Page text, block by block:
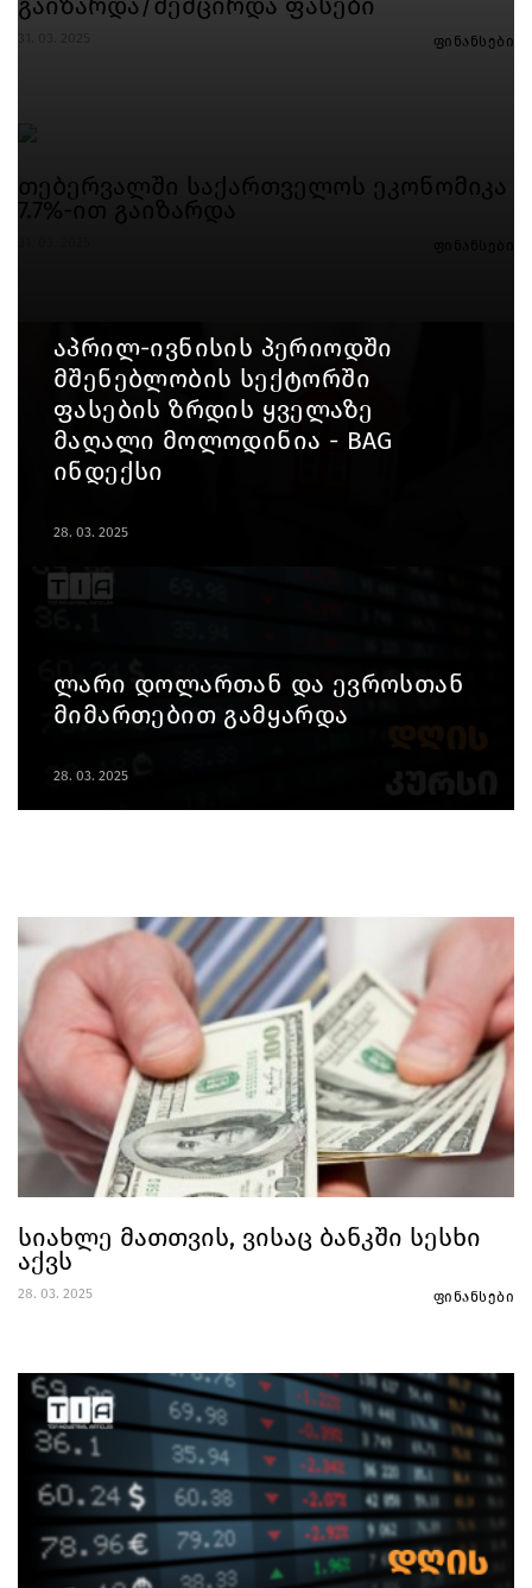
ფინანსები
თებერვალში საქართველოს ეკონომიკა
7.7%-ით გაიზარდა
აპრილ-ივნისის პერიოდში
მშენებლობის სექტორში
ფასების ზრდის ყველაზე
მაღალი მოლოდინია - BAG
ინდექსი
28. 03. 2025
ლარი დოლართან და ევროსთან
მიმართებით გამყარდა
28. 03. 2025
სიახლე მათთვის, ვისაც ბანკში სესხი
აქვს
28. 03. 2025 ფინანსები